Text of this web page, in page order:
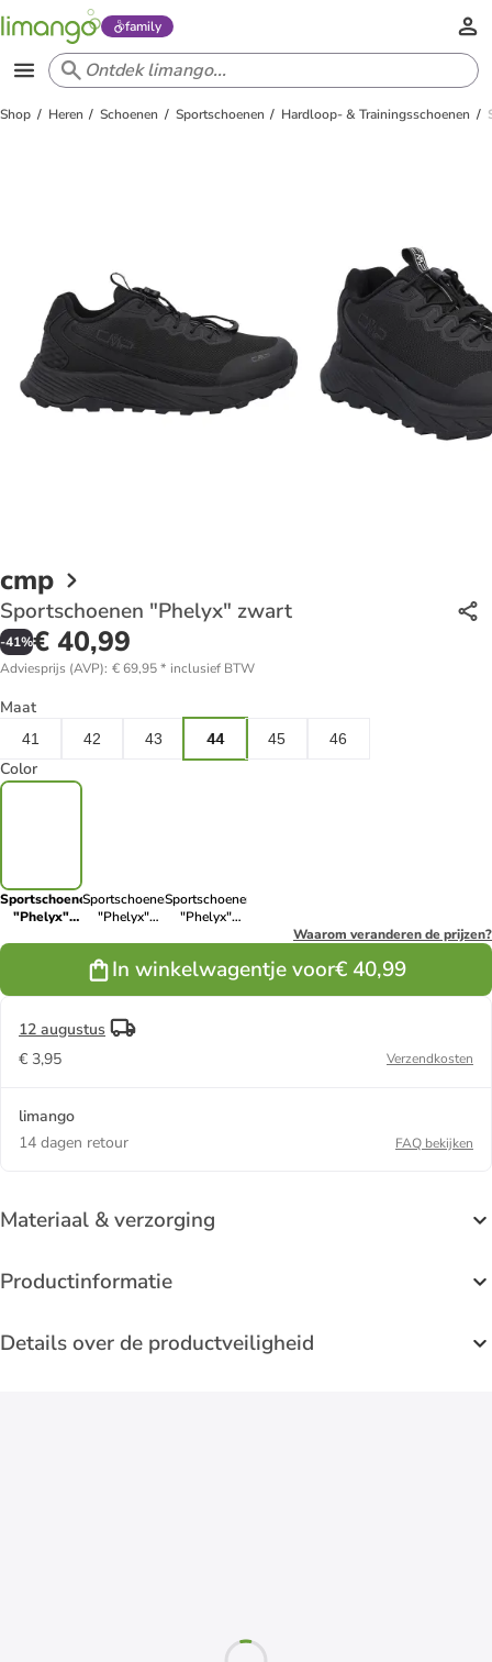
family
Shop Heren Schoenen Sportschoenen Hardloop- & Trainingsschoenen
cmp
Sportschoenen "Phelyx" zwart
-41%€ 40,99
Adviesprijs (AVP): € 69,95* inclusief BTW
Maat
41 42 43 44 45 46
Color
Sportschoenen
"Phelyx"
Sportschoenen
"Phelyx"
Sportschoenen
"Phelyx"
Waarom veranderen de prijzen?
In winkelwagentje voor€ 40,99
12 augustus
€ 3,95
Verzendkosten
limango
14 dagen retour
FAQ bekijken
Materiaal & verzorging
Productinformatie
Details over de productveiligheid